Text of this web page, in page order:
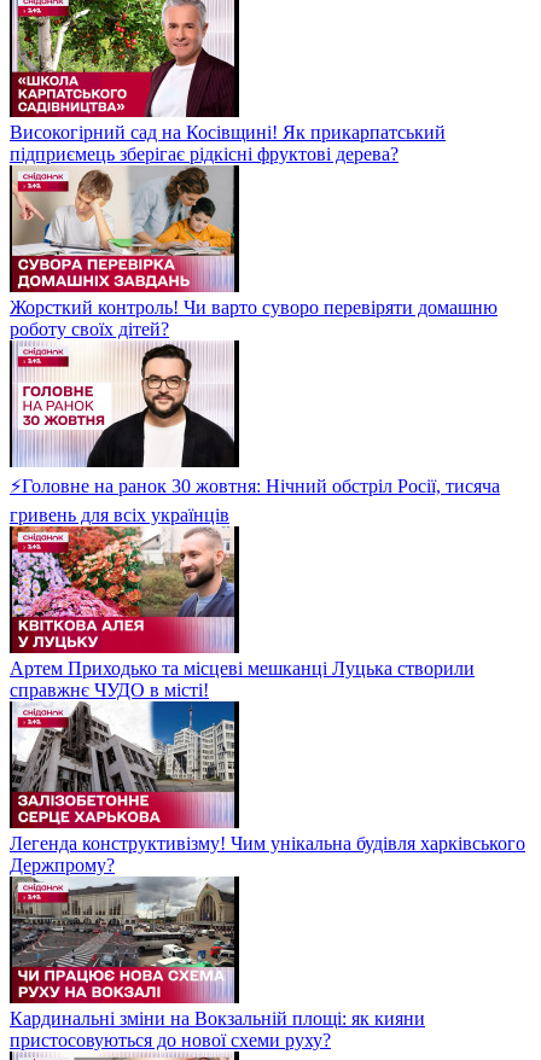
Високогірний сад на Косівщині! Як прикарпатський
підприємець зберігає рідкісні фруктові дерева?
Жорсткий контроль! Чи варто суворо перевіряти домашню
роботу своїх дітей?
⚡Головне на ранок 30 жовтня: Нічний обстріл Росії, тисяча
гривень для всіх українців
Артем Приходько та місцеві мешканці Луцька створили
справжнє ЧУДО в місті!
Легенда конструктивізму! Чим унікальна будівля харківського
Держпрому?
Кардинальні зміни на Вокзальній площі: як кияни
пристосовуються до нової схеми руху?